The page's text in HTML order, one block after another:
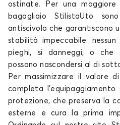
ostinate. Per una
bagagliaio StilistaUto
antiscivolo che garantiscono
stabilità impeccabile:
pieghi, si danneggi, o
possano nascondersi al di
Per massimizzare il valore
completa l'equipaggiamento
protezione, che preserva la
esterne e cura la prima